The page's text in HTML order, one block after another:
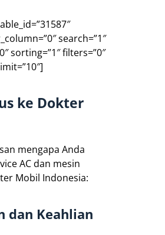
search=”1″
sorting=”1″ filters=”0″
ke Dokter
mengapa Anda
AC dan mesin
Mobil Indonesia:
dan Keahlian